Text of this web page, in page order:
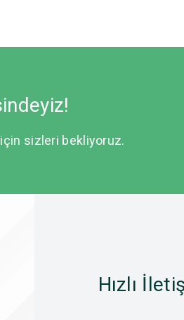
sizleri bekliyoruz.
Hızlı